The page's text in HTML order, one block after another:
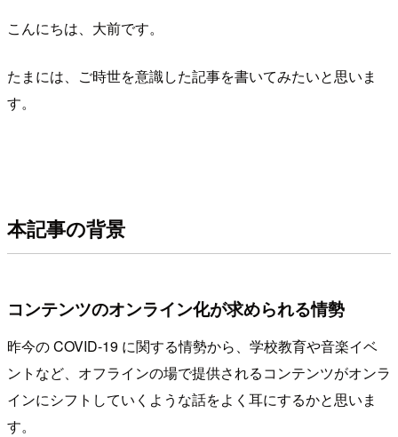
こんにちは、大前です。
たまには、ご時世を意識した記事を書いてみたいと思いま
す。
本記事の背景
コンテンツのオンライン化が求められる情勢
昨今の COVID-19 に関する情勢から、学校教育や音楽イベ
ントなど、オフラインの場で提供されるコンテンツがオンラ
インにシフトしていくような話をよく耳にするかと思いま
す。